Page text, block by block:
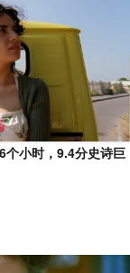
个小时，9.4分史诗巨